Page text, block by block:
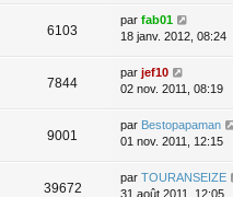
6103
par fab01
18 janv. 2012, 08:24
7844
par jef10
02 nov. 2011, 08:19
9001
par Bestopapaman
01 nov. 2011, 12:15
39672
par TOURANSEIZE
31 août 2011, 12:05